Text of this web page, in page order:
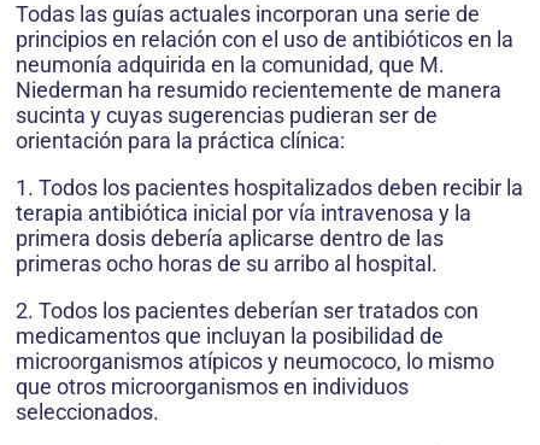
Todas las guías actuales incorporan una serie de
principios en relación con el uso de antibióticos en la
neumonía adquirida en la comunidad, que M.
Niederman ha resumido recientemente de manera
sucinta y cuyas sugerencias pudieran ser de
orientación para la práctica clínica:
1. Todos los pacientes hospitalizados deben recibir la
terapia antibiótica inicial por vía intravenosa y la
primera dosis debería aplicarse dentro de las
primeras ocho horas de su arribo al hospital.
2. Todos los pacientes deberían ser tratados con
medicamentos que incluyan la posibilidad de
microorganismos atípicos y neumococo, lo mismo
que otros microorganismos en individuos
seleccionados.